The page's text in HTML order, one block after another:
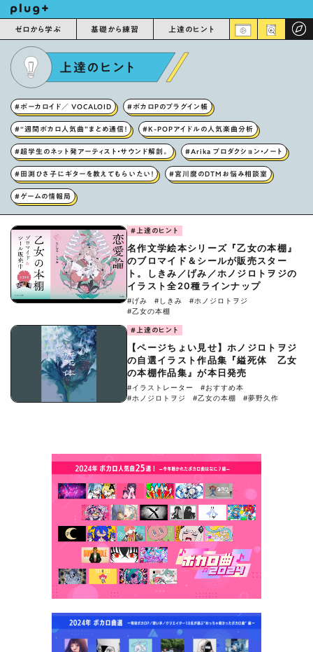
ゼロから学ぶ 基礎から練習 上達のヒント
上達のヒント
#ボーカロイド／ VOCALOID #ボカロPのプラグイン帳
#“週間ボカロ人気曲”まとめ通信！ #K-POPアイドルの人気楽曲分析
#超学生のネット発アーティスト・サウンド解剖。 #Arika プロダクション・ノート
#田渕ひさ子にギターを教えてもらいたい！ #宮川麿のDTMお悩み相談室
#ゲームの情報局
#上達のヒント
名作文学絵本シリーズ『乙女の本棚』
のブロマイド＆シールが販売スター
ト。しきみ／げみ／ホノジロトヲジの
イラスト全20種ラインナップ
#げみ #しきみ
#ホノジロトヲジ
#乙女の本棚
#上達のヒント
【ページちょい見せ】ホノジロトヲジ
の自選イラスト作品集『縊死体 乙女
の本棚作品集』が本日発売
#イラストレーター
#おすすめ本
#ホノジロトヲジ
#乙女の本棚 #夢野久作